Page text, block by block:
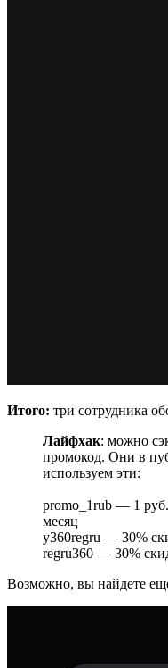
Итого: три сотрудника
Лайфхак: можно
промокод. Они в
используем эти:
promo_1rub — 1
месяц
y360regru — 30%
regru360 — 30%
Возможно, вы найдете